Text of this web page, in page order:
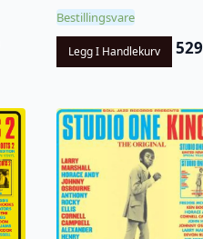
Bestillingsvare
Legg I Handlekurv 529